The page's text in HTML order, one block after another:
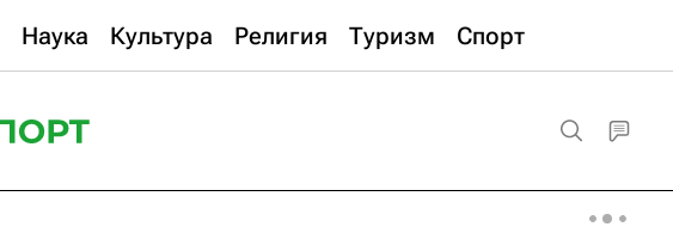
Наука Культура Религия Туризм Спорт